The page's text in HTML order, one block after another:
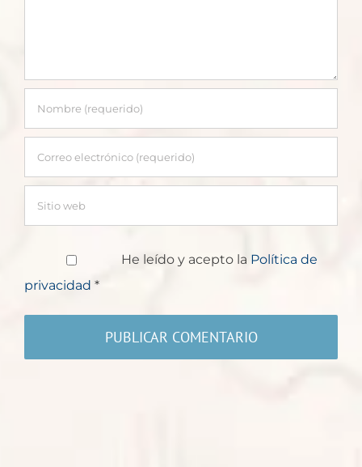
He leído y acepto la Política de
privacidad *